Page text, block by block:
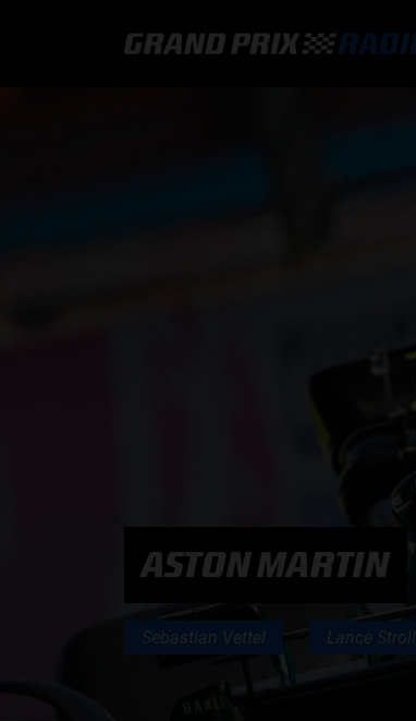
ASTON MARTIN
Sebastian Vettel Lance Stroll
PODCASTS
HOE TE BELUISTEREN?